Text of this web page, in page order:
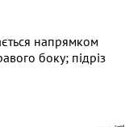
напрямком
боку; підріз